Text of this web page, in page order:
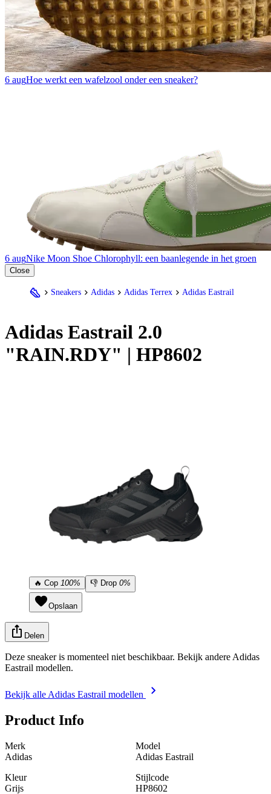
6 augHoe werkt een wafelzool onder een sneaker?
6 augNike Moon Shoe Chlorophyll: een baanlegende in het groen
Close
Sneakers Adidas Adidas Terrex Adidas Eastrail
Adidas Eastrail 2.0
"RAIN.RDY" | HP8602
🔥 Cop 100% 👎 Drop 0%
Opslaan
Delen
Deze sneaker is momenteel niet beschikbaar. Bekijk andere Adidas
Eastrail modellen.
Bekijk alle Adidas Eastrail modellen
Product Info
Merk
Adidas
Model
Adidas Eastrail
Kleur
Grijs
Stijlcode
HP8602